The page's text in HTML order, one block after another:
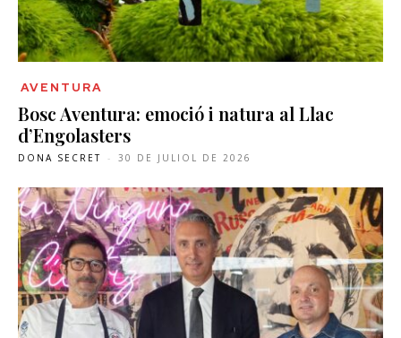
AVENTURA
Bosc Aventura: emoció i natura al Llac
d’Engolasters
DONA SECRET - 30 DE JULIOL DE 2026